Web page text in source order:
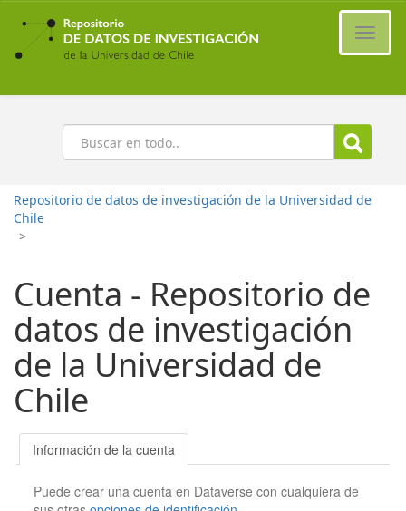
Ir
contenido
principal
Buscar
Repositorio de datos de investigación de la Universidad de
Chile
>
Cuenta - Repositorio de
datos de investigación
de la Universidad de
Chile
Información de la cuenta
Puede crear una cuenta en Dataverse con cualquiera de